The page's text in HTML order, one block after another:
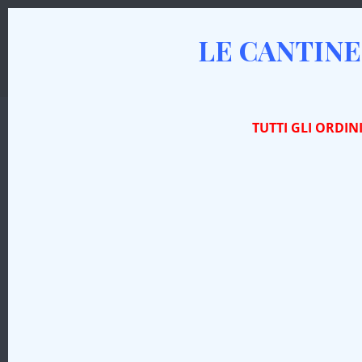
I VINI PRODOTTI TIPICI
LE
TUTTI GLI